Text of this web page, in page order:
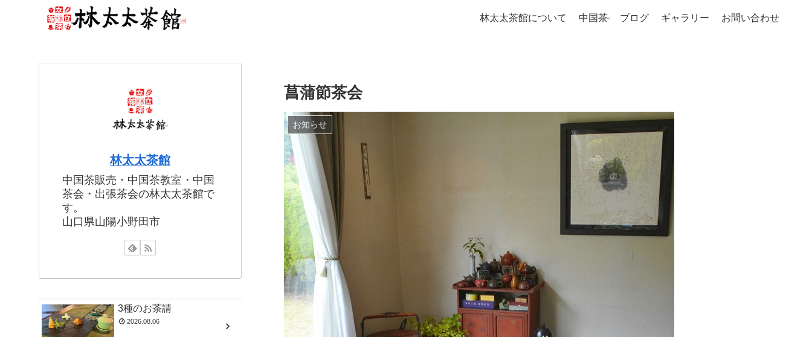
林太太茶館について 中国茶 ブログ ギャラリー お問い合わせ
菖蒲節茶会
お知らせ
林太太茶館
中国茶販売・中国茶教室・中国
茶会・出張茶会の林太太茶館で
す。
山口県山陽小野田市
3種のお茶請
2026.08.06